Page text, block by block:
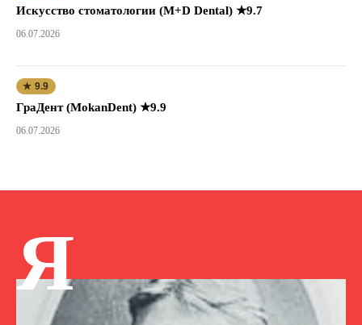
Искусство стоматологии (M+D Dental) ★9.7
06.07.2026
★ 9.9
ГраДент (MokanDent) ★9.9
06.07.2026
Я